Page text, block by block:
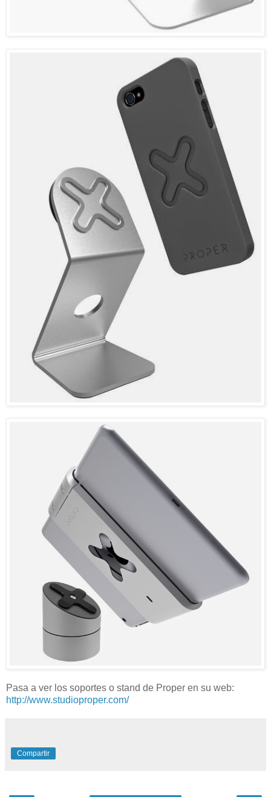
Pasa a ver los soportes o stand de Proper en su web:
http://www.studioproper.com/
Compartir